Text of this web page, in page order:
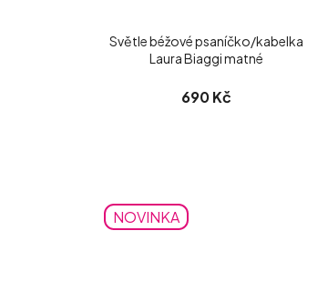
Světle béžové psaníčko/kabelka
Laura Biaggi matné
690 Kč
NOVINKA